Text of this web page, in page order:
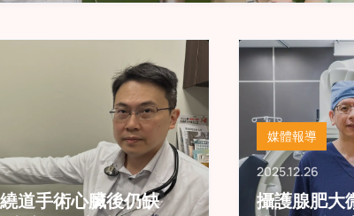
道手術心臟後仍缺
媒體報導
2025.12.26
攝護腺肥大